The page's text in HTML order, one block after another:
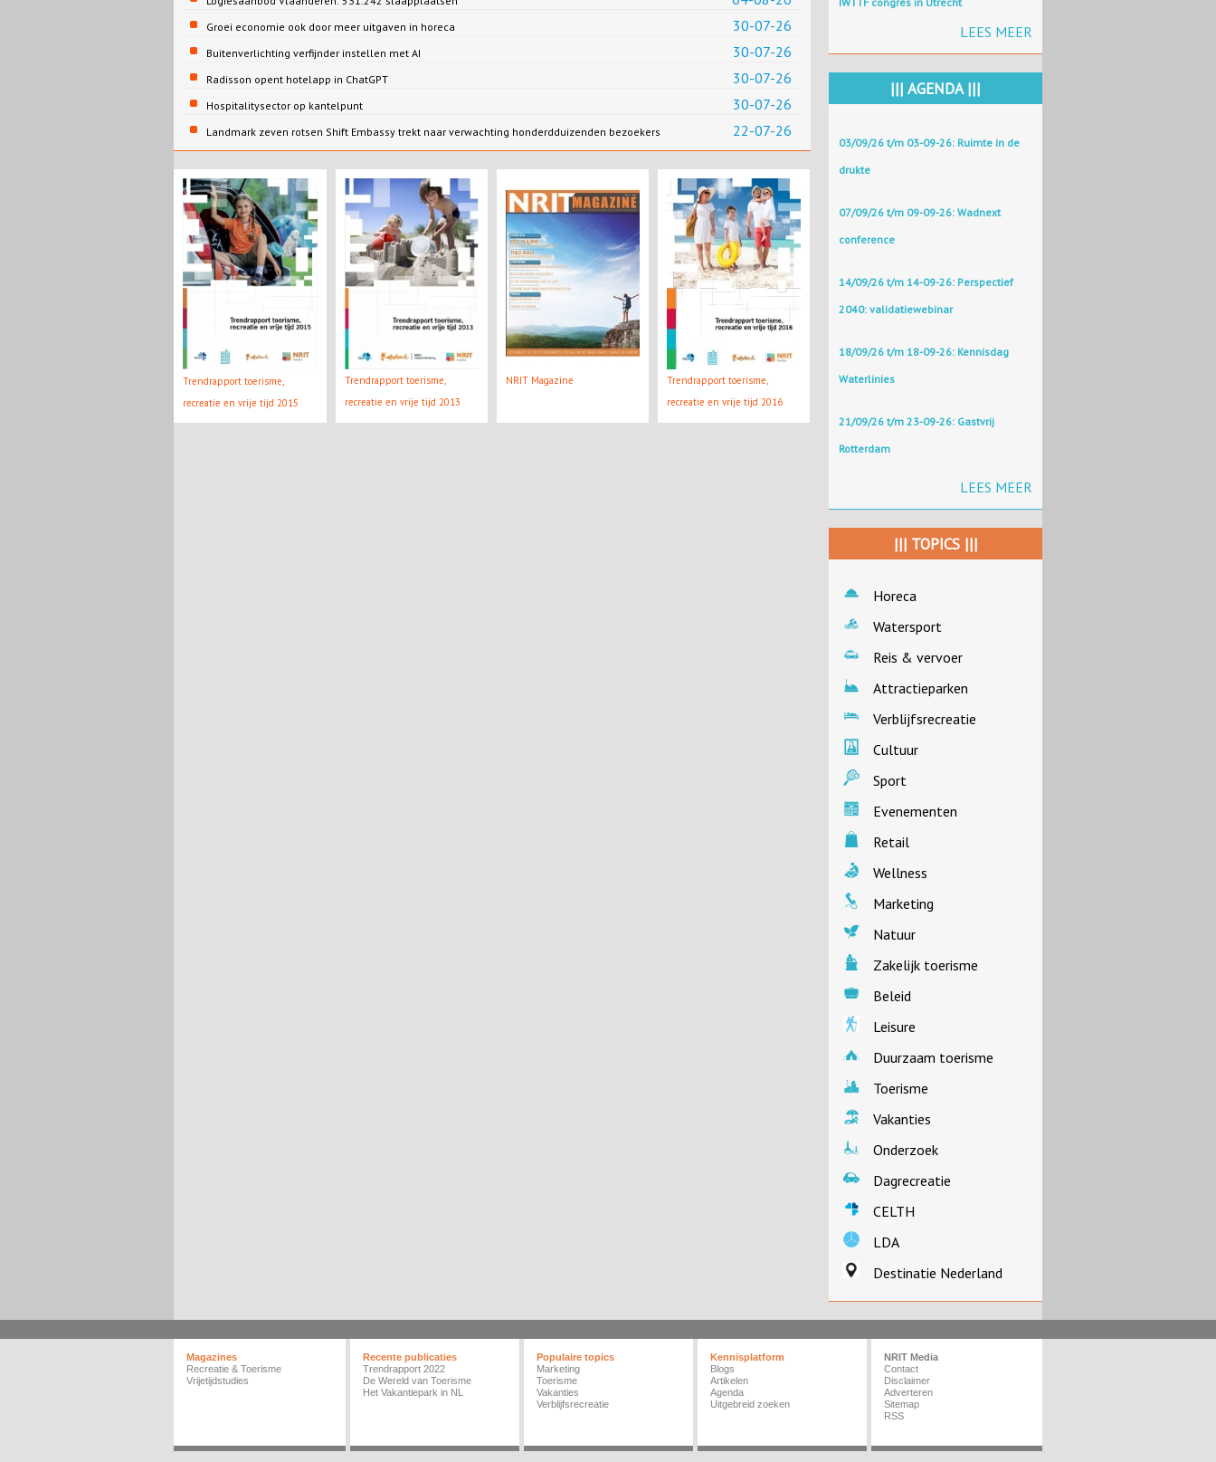
30-07-26
Groei economie ook door meer uitgaven in horeca
30-07-26
Buitenverlichting verfijnder instellen met AI
30-07-26
Radisson opent hotelapp in ChatGPT
30-07-26
Hospitalitysector op kantelpunt
22-07-26
Landmark zeven rotsen Shift Embassy trekt naar verwachting honderdduizenden bezoekers
Trendrapport toerisme,
recreatie en vrije tijd 2015
Trendrapport toerisme,
recreatie en vrije tijd 2013
NRIT Magazine
Trendrapport toerisme,
recreatie en vrije tijd 2016
LEES MEER
||| AGENDA |||
03/09/26 t/m 03-09-26: Ruimte in de
drukte
07/09/26 t/m 09-09-26: Wadnext
conference
14/09/26 t/m 14-09-26: Perspectief
2040: validatiewebinar
18/09/26 t/m 18-09-26: Kennisdag
Waterlinies
21/09/26 t/m 23-09-26: Gastvrij
Rotterdam
LEES MEER
||| TOPICS |||
Horeca
Watersport
Reis & vervoer
Attractieparken
Verblijfsrecreatie
Cultuur
Sport
Evenementen
Retail
Wellness
Marketing
Natuur
Zakelijk toerisme
Beleid
Leisure
Duurzaam toerisme
Toerisme
Vakanties
Onderzoek
Dagrecreatie
CELTH
LDA
Destinatie Nederland
Magazines
Recreatie & Toerisme
Vrijetijdstudies
Recente publicaties
Trendrapport 2022
De Wereld van Toerisme
Het Vakantiepark in NL
Populaire topics
Marketing
Toerisme
Vakanties
Verblijfsrecreatie
Kennisplatform
Blogs
Artikelen
Agenda
Uitgebreid zoeken
NRIT Media
Contact
Disclaimer
Adverteren
Sitemap
RSS